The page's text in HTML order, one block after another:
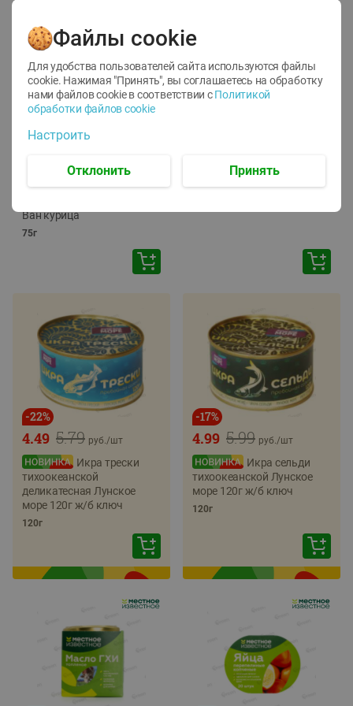
12
1.05 руб./
руб./шт
Корм влаж. для кош. с
Ван курица
75г
ТОФУ Vegetus ТВЕРДЫЙ
-22%
5.79
4.49 руб./шт
Икра трески
тихоокеанской
деликатесная Лунское
море 120г ж/б ключ
120г
-17%
5.99
4.99 руб./шт
Икра сельди
тихоокеанской Лунское
море 120г ж/б ключ
120г
Файлы cookie
Для удобства пользователей сайта используются файлы
cookie. Нажимая "Принять", вы соглашаетесь на обработку
нами файлов cookie в соответствии с Политикой
обработки файлов cookie
Настроить
Отклонить Принять